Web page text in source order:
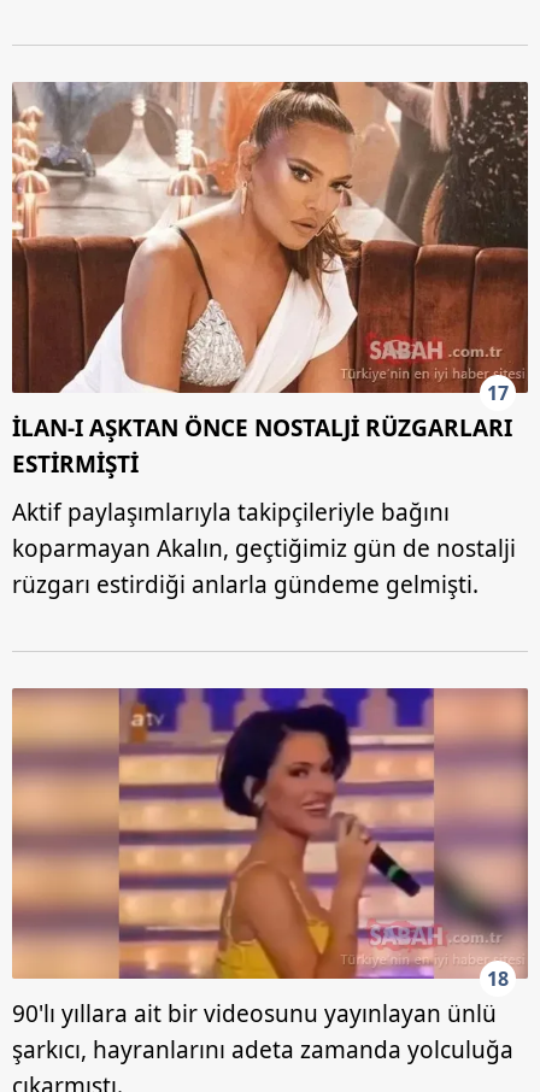
17
İLAN-I AŞKTAN ÖNCE NOSTALJİ RÜZGARLARI
ESTİRMİŞTİ
Aktif paylaşımlarıyla takipçileriyle bağını
koparmayan Akalın, geçtiğimiz gün de nostalji
rüzgarı estirdiği anlarla gündeme gelmişti.
18
90'lı yıllara ait bir videosunu yayınlayan ünlü
şarkıcı, hayranlarını adeta zamanda yolculuğa